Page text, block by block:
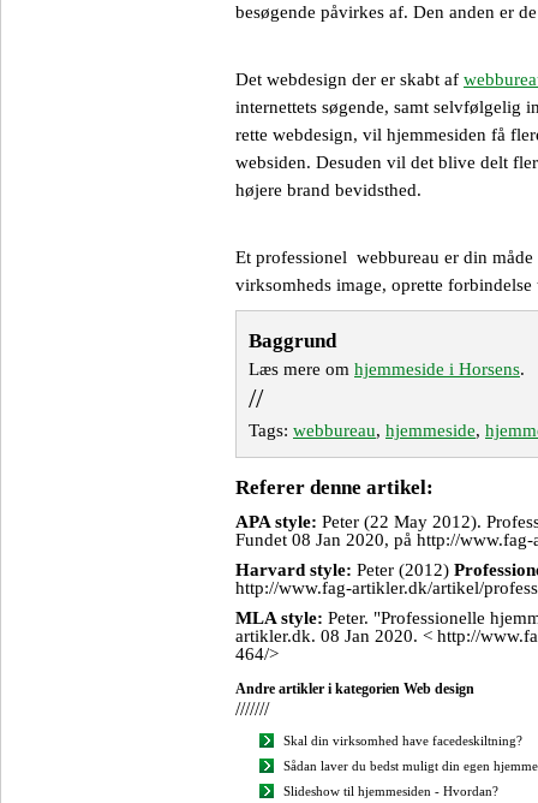
besøgende påvirkes af. Den anden er
Det webdesign der er skabt af
internettets søgende, samt selvfølgelig
rette webdesign, vil hjemmesiden få
websiden. Desuden vil det blive delt
højere brand bevidsthed.
Et professionel webbureau er din
virksomheds image, oprette
Baggrund
Læs mere om hjemmeside i Horsens.
//
Tags: webbureau, hjemmeside,
Referer denne artikel:
APA style: Peter (22 May 2012).
Fundet 08 Jan 2020, på http://
Harvard style: Peter (2012)
http://www.fag-artikler.dk/artikel/
MLA style: Peter. "Professionelle
artikler.dk. 08 Jan 2020. < http://
464/>
Andre artikler i kategorien Web design
///////
Skal din virksomhed have facedeskiltning?
Sådan laver du bedst muligt din egen
Slideshow til hjemmesiden - Hvordan?